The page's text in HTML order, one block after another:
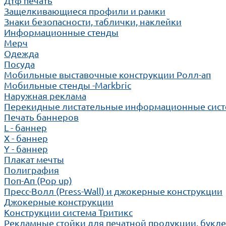
Защелкивающиеся профили и рамки
Знаки безопасности, таблички, наклейки
Информационные стенды
Мерч
Одежда
Посуда
Мобильные выставочные конструкции Ролл-ап
Мобильные стенды -Markbric
Наружная реклама
Перекидные листательные информационные
Печать баннеров
L - баннер
X - баннер
Y - баннер
Плакат мечты
Полиграфия
Поп-Ап (Pop up)
Пресс-Волл (Press-Wall) и джокерные конструкции
Джокерные конструкции
Конструкции система Тритикс
Рекламные стойки для печатной продукции,